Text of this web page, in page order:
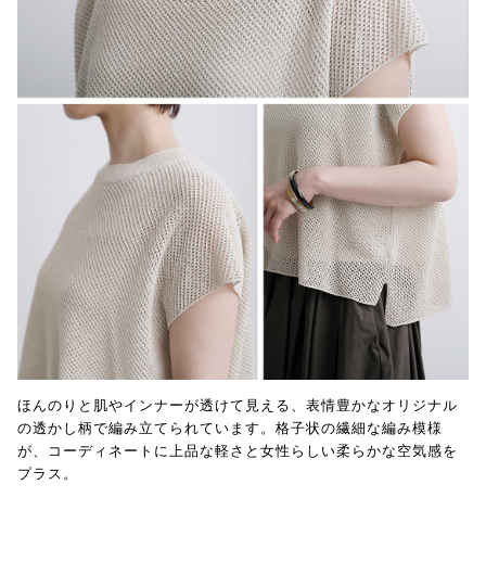
ほんのりと肌やインナーが透けて見える、表情豊かなオリジナル
の透かし柄で編み立てられています。格子状の繊細な編み模様
が、コーディネートに上品な軽さと女性らしい柔らかな空気感を
プラス。